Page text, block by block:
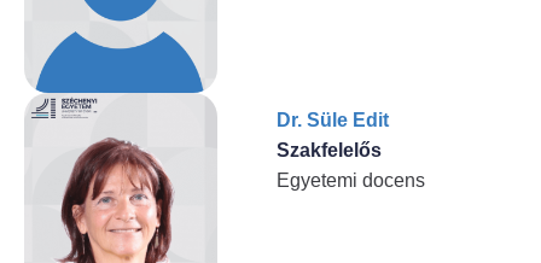
Dr. Süle Edit
Szakfelelős
Egyetemi docens